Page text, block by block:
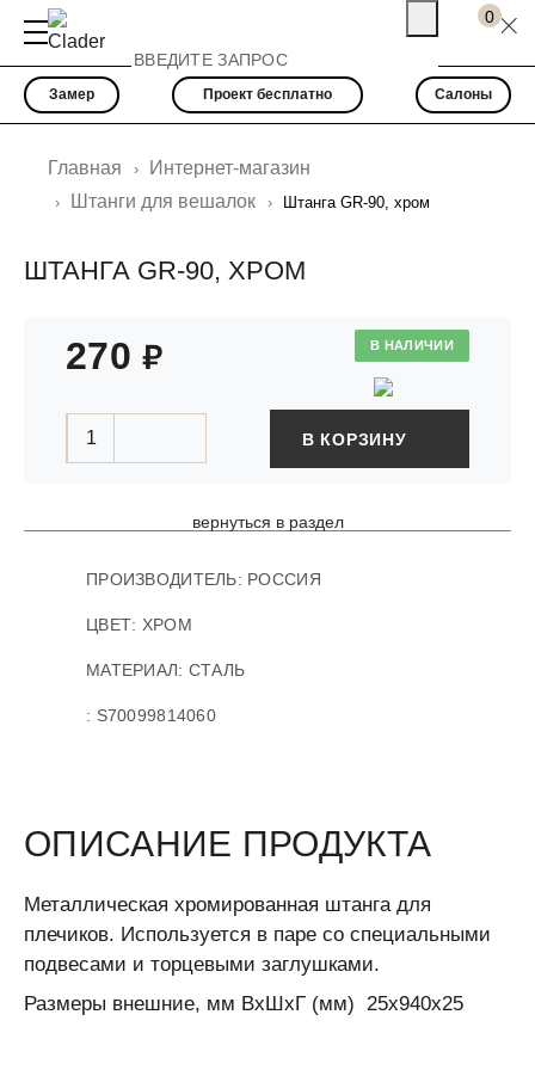
0
Замер Проект бесплатно Салоны
Главная
Интернет-магазин
Штанги для вешалок
Штанга GR-90, хром
ШТАНГА GR-90, ХРОМ
270 ; В НАЛИЧИИ
В КОРЗИНУ
вернуться в раздел
ПРОИЗВОДИТЕЛЬ: РОССИЯ
ЦВЕТ: ХРОМ
МАТЕРИАЛ: СТАЛЬ
: S70099814060
ОПИСАНИЕ ПРОДУКТА
Металлическая хромированная штанга для
плечиков. Используется в паре со специальными
подвесами и торцевыми заглушками.
Размеры внешние, мм ВхШхГ (мм) 25x940x25